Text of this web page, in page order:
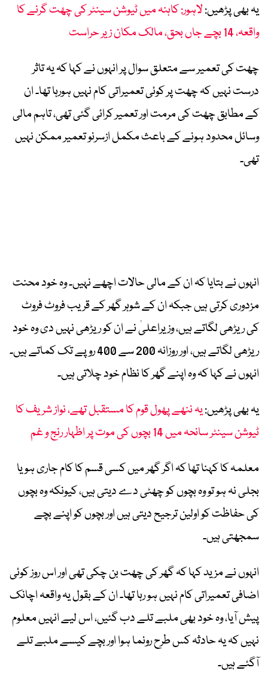
یہ بھی پڑھیں:لاہور: کاہنہ میں ٹیوشن سینٹر کی چھت گرنے کا
واقعہ، 14 بچے جاں بحق، مالک مکان زیر حراست
چھت کی تعمیر سے متعلق سوال پر انہوں نے کہا کہ یہ تاثر
درست نہیں کہ چھت پر کوئی تعمیراتی کام نہیں ہورہا تھا۔ ان
کے مطابق چھت کی مرمت اور تعمیر کرائی گئی تھی، تاہم مالی
وسائل محدود ہونے کے باعث مکمل ازسرنو تعمیر ممکن نہیں
تھی۔
انہوں نے بتایا کہ ان کے مالی حالات اچھے نہیں۔ وہ خود محنت
مزدوری کرتی ہیں جبکہ ان کے شوہر گھر کے قریب فروٹ فروٹ
کی ریڑھی لگاتے ہیں، وزیراعلیٰ نے ان کو ریڑھی نہیں دی وہ خود
ریڑھی لگاتے ہیں، اور روزانہ 200 سے 400 روپے تک کماتے ہیں۔
انہوں نے کہا کہ وہ اپنے گھر کا نظام خود چلاتی ہیں۔
یہ بھی پڑھیں:یہ ننھے پھول قوم کا مستقبل تھے، نواز شریف کا
ٹیوشن سینٹر سانحہ میں 14 بچوں کی موت پر اظہار رنج و غم
معلمہ کا کہنا تھا کہ اگر گھر میں کسی قسم کا کام جاری ہو یا
بجلی نہ ہو تو وہ بچوں کو چھٹی دے دیتی ہیں، کیونکہ وہ بچوں
کی حفاظت کو اولین ترجیح دیتی ہیں اور بچوں کو اپنے بچے
سمجھتی ہیں۔
انہوں نے مزید کہا کہ گھر کی چھت بن چکی تھی اور اس روز کوئی
اضافی تعمیراتی کام نہیں ہو رہا تھا۔ ان کے بقول یہ واقعہ اچانک
پیش آیا، وہ خود بھی ملبے تلے دب گئیں، اس لیے انہیں معلوم
نہیں کہ یہ حادثہ کس طرح رونما ہوا اور بچے کیسے ملبے تلے
آگئے ہیں۔